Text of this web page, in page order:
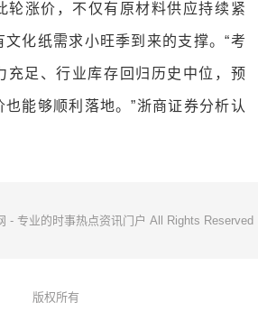
轮涨价，不仅有原材料供应持续紧
化纸需求小旺季到来的支撑。“考
充足、行业库存回归历史中位，预
能够顺利落地。”浙商证券分析认
- 专业的时事热点资讯门户 All Rights Reserved
版权所有